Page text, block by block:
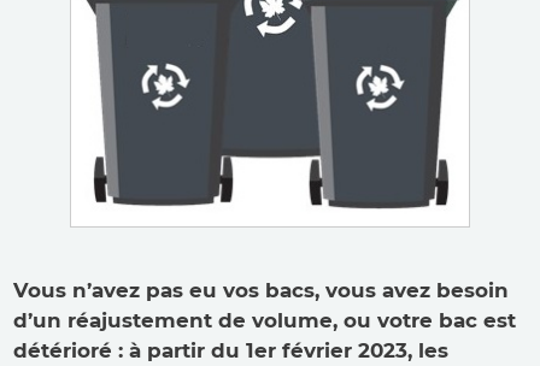
Vous n’avez pas eu vos bacs, vous avez besoin
d’un réajustement de volume, ou votre bac est
détérioré : à partir du 1er février 2023, les